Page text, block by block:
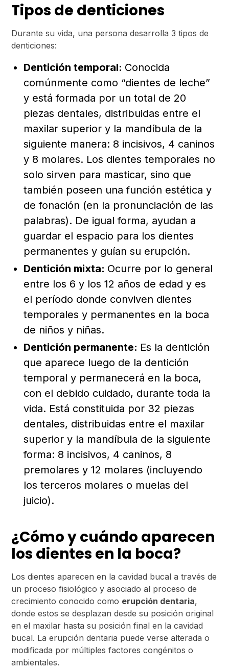
Tipos de denticiones
Durante su vida, una persona desarrolla 3 tipos de
denticiones:
Dentición temporal: Conocida
comúnmente como “dientes de leche”
y está formada por un total de 20
piezas dentales, distribuidas entre el
maxilar superior y la mandíbula de la
siguiente manera: 8 incisivos, 4 caninos
y 8 molares. Los dientes temporales no
solo sirven para masticar, sino que
también poseen una función estética y
de fonación (en la pronunciación de las
palabras). De igual forma, ayudan a
guardar el espacio para los dientes
permanentes y guían su erupción.
Dentición mixta: Ocurre por lo general
entre los 6 y los 12 años de edad y es
el período donde conviven dientes
temporales y permanentes en la boca
de niños y niñas.
Dentición permanente: Es la dentición
que aparece luego de la dentición
temporal y permanecerá en la boca,
con el debido cuidado, durante toda la
vida. Está constituida por 32 piezas
dentales, distribuidas entre el maxilar
superior y la mandíbula de la siguiente
forma: 8 incisivos, 4 caninos, 8
premolares y 12 molares (incluyendo
los terceros molares o muelas del
juicio).
¿Cómo y cuándo aparecen
los dientes en la boca?
Los dientes aparecen en la cavidad bucal a través de
un proceso fisiológico y asociado al proceso de
crecimiento conocido como erupción dentaria,
donde estos se desplazan desde su posición original
en el maxilar hasta su posición final en la cavidad
bucal. La erupción dentaria puede verse alterada o
modificada por múltiples factores congénitos o
ambientales.